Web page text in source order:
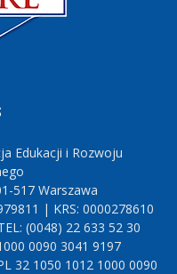
Edukacji i Rozwoju
517 Warszawa
| KRS: 0000278610
(0048) 22 633 52 30
0090 3041 9197
32 1050 1012 1000 0090